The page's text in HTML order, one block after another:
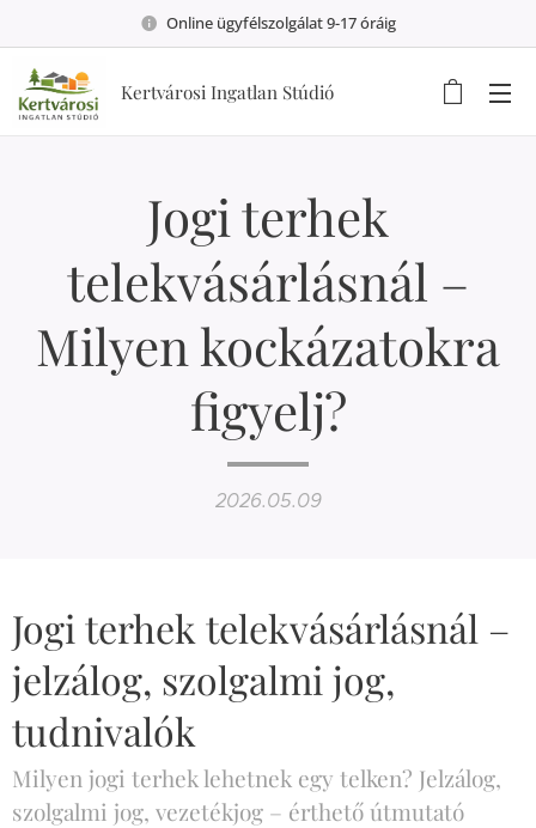
Online ügyfélszolgálat 9-17 óráig
Kertvárosi Ingatlan Stúdió
Jogi terhek
telekvásárlásnál –
Milyen kockázatokra
figyelj?
2026.05.09
Jogi terhek telekvásárlásnál –
jelzálog, szolgalmi jog,
tudnivalók
Milyen jogi terhek lehetnek egy telken? Jelzálog,
szolgalmi jog, vezetékjog – érthető útmutató